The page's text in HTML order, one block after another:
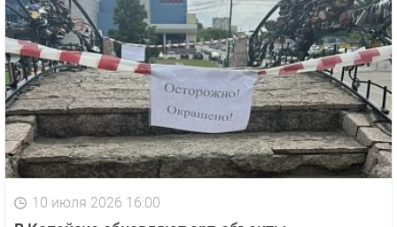
10 июля 2026 16:00